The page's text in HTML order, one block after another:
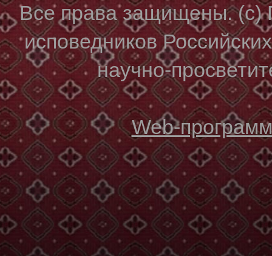
Все права защищены. (с)
исповедников
научно-
Web-